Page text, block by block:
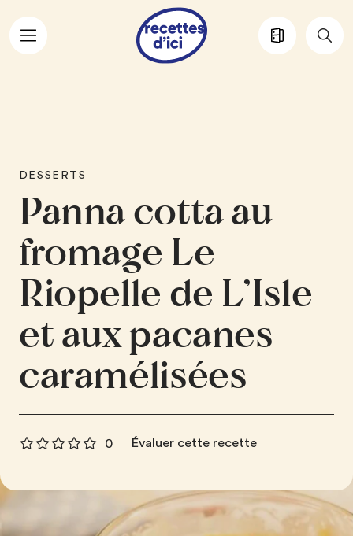
Aller au contenu principal
DESSERTS
Panna cotta au
fromage Le
Riopelle de L’Isle
et aux pacanes
caramélisées
0 Évaluer cette recette